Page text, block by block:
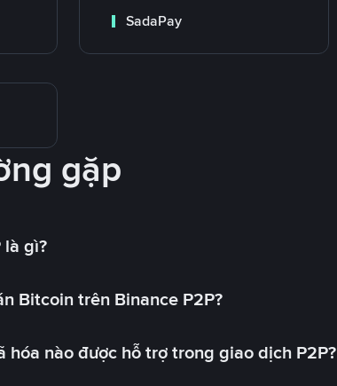
SadaPay
gặp
là gì?
Bitcoin trên Binance P2P?
hóa nào được hỗ trợ trong giao dịch P2P?